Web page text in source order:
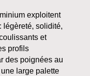
exploitent
légèreté, solidité,
et
profils
des poignées au
large palette